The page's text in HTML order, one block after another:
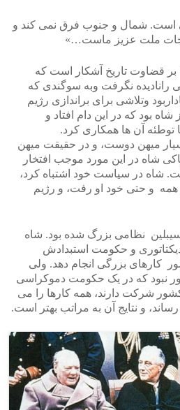
است. شمال و جنوب فرق نمی کند و
نجات ملت عزیز ماست…»
بر قضاوت تاریخ آشکار است که
نگرفت وبه سوگندی که
وتلاشی برای براندازی رژیم
شاه بود که در این دام افتاد و
توطئه آن ها همکاری کرد.
میهن دوست، و در حقیقت میهن
شاه در این مورد موجب افتخار
شاه در سیاست خود اشتباه کرد،
همه و حتی خود او رفت، و رژیم
نظامی بزرگ شده بود. شاه
و حکومت استبدادش
کارهای بزرگی انجام دهد. ولی
نبود که در یک حکومت دموکراسی
شرکت دارند، همه کارها را می
رساند، و نتایج آن به مراتب بهتر است.